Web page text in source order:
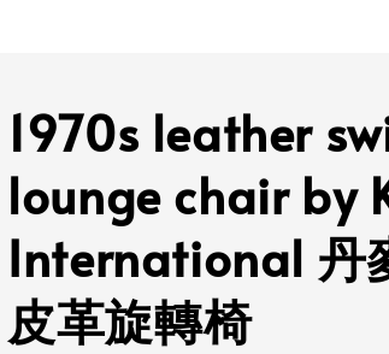
1970s leather
lounge chair by
International 丹
皮革旋轉椅